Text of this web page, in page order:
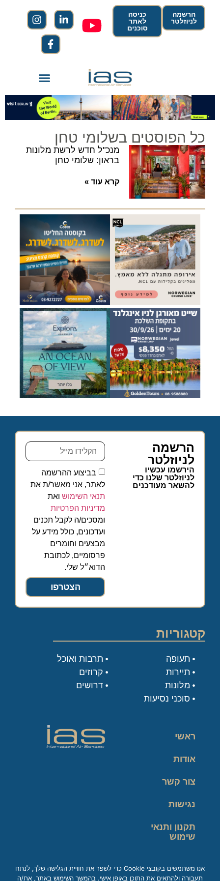
הרשמה
לניוזלטר
כניסה
לאתר
סוכנים
כל הפוסטים בשלומי טחן
מנכ"ל חדש לרשת מלונות
בראון: שלומי טחן
קרא עוד »
הרשמה
לניוזלטר
הירשמו עכשיו
לניוזלטר שלנו כדי
להשאר מעודכנים
בביצוע ההרשמה
לאתר, אני מאשר/ת את
תנאי השימוש ואת
מדיניות הפרטיות
ומסכים/ה לקבל תכנים
ועדכונים, כולל מידע על
מבצעים וחומרים
פרסומיים, לכתובת
הדוא״ל שלי.
הצטרפו
קטגוריות
תעופה
תיירות
מלונות
סוכני נסיעות
תרבות ואוכל
קרוזים
דרושים
ראשי
אודות
צור קשר
נגישות
תקנון ותנאי
שימוש
אנו משתמשים בקובצי Cookie כדי לשפר את חוויית הגלישה שלך, לנתח
תעבורה ולהתאים את התוכן באופן אישי. בהמשך השימוש באתר, את/ה